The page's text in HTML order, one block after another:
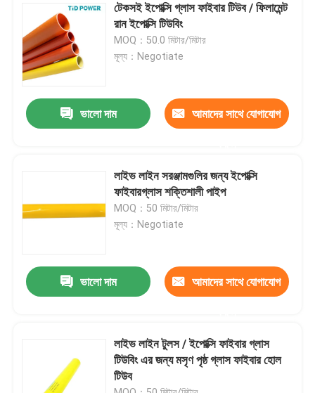
পণ্য
ভিডিও
আমাদের সম্পর্কে
গুণমান নিয়ন্ত্রণ
খবর
রেলওয়ে ইনসুলেটর
টেকসই ইপোক্সি গ্লাস ফাইবার টিউব / ফিলামেন্ট
রান ইপোক্সি টিউবিং
MOQ：50.0 মিটার/মিটার
মূল্য：Negotiate
ভালো দাম আমাদের সাথে যোগাযোগ
লাইভ লাইন সরঞ্জামগুলির জন্য ইপোক্সি
ফাইবারগ্লাস শক্তিশালী পাইপ
MOQ：50 মিটার/মিটার
মূল্য：Negotiate
ভালো দাম আমাদের সাথে যোগাযোগ
লাইভ লাইন টুলস / ইপোক্সি ফাইবার গ্লাস
টিউবিং এর জন্য মসৃণ পৃষ্ঠ গ্লাস ফাইবার হোল
টিউব